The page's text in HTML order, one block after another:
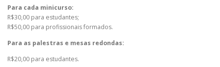
Para cada minicurso:
R$30,00 para estudantes;
R$50,00 para profissionais formados.
Para as palestras e mesas redondas:
R$20,00 para estudantes.